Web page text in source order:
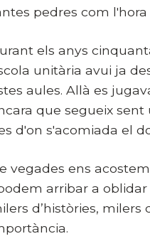
pedres com
els anys
unitària avui ja
aules. Allà es
que segueix
d'on s'acomiada el
vegades ens
arribar a
d’històries,